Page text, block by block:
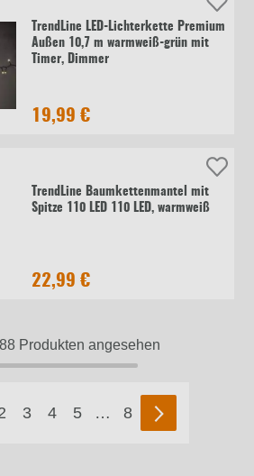
TrendLine LED-Lichterkette Premium
Außen 10,7 m warmweiß-grün mit
Timer, Dimmer
19,99 €
TrendLine Baumkettenmantel mit
Spitze 110 LED 110 LED, warmweiß
22,99 €
Produkten angesehen
3 4 5 … 8